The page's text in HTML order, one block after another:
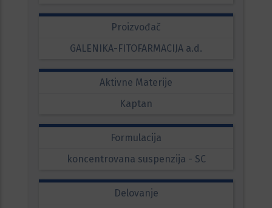
Proizvođač
GALENIKA-FITOFARMACIJA a.d.
Aktivne Materije
Kaptan
Formulacija
koncentrovana suspenzija - SC
Delovanje